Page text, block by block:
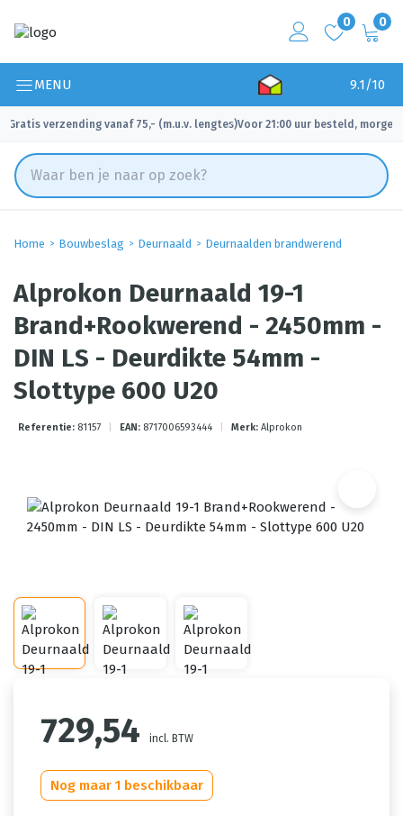
0 0
MENU 9.1/10
Gratis verzending vanaf 75,- (m.u.v. lengtes)
✓ Voor 21:00 uur besteld, morgen
Home Bouwbeslag Deurnaald Deurnaalden brandwerend
Alprokon Deurnaald 19-1
Brand+Rookwerend - 2450mm -
DIN LS - Deurdikte 54mm -
Slottype 600 U20
Referentie: 81157 EAN: 8717006593444 Merk: Alprokon
729,54 incl. BTW
Nog maar 1 beschikbaar